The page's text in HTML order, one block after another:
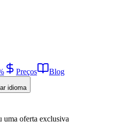
Preços Blog
idioma
uma oferta exclusiva